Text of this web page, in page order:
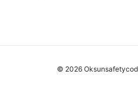
© 2026